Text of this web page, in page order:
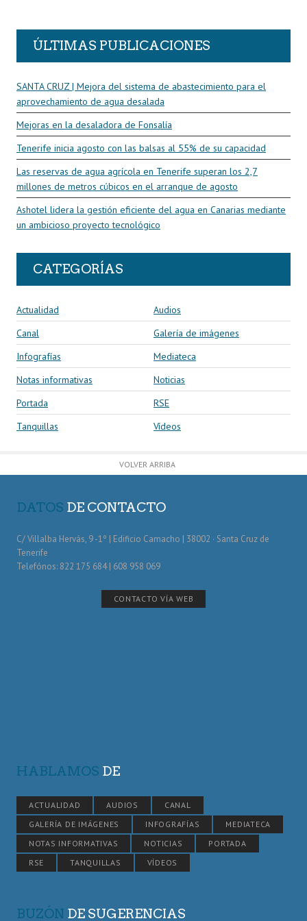
ÚLTIMAS PUBLICACIONES
SANTA CRUZ | Mejora del sistema de abastecimiento para el
aprovechamiento de agua desalada
Mejoras en la desaladora de Fonsalía
Tenerife inicia agosto con las balsas al 55% de su capacidad
Las reservas de agua agrícola en Tenerife superan los 2,7
millones de metros cúbicos en el arranque de agosto
Ashotel lidera la gestión eficiente del agua en Canarias mediante
un ambicioso proyecto tecnológico
CATEGORÍAS
Actualidad
Audios
Canal
Galería de imágenes
Infografías
Mediateca
Notas informativas
Noticias
Portada
RSE
Tanquillas
Vídeos
VOLVER ARRIBA
DATOS DE CONTACTO
C/ Villalba Hervás, 9 -1º | Edificio Camacho | 38002 · Santa Cruz de
Tenerife
Telefónos: 822 175 684 | 608 958 069
CONTACTO VÍA WEB
HABLAMOS DE
ACTUALIDAD AUDIOS
CANAL
GALERÍA DE IMÁGENES
INFOGRAFÍAS
MEDIATECA
NOTAS INFORMATIVAS
NOTICIAS
PORTADA
RSE
TANQUILLAS VÍDEOS
BUZÓN DE SUGERENCIAS